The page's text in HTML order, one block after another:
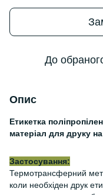
До
Опис
Етикетка
матеріал для друку
Застосування:
Термотрансферний
коли необхіден друк